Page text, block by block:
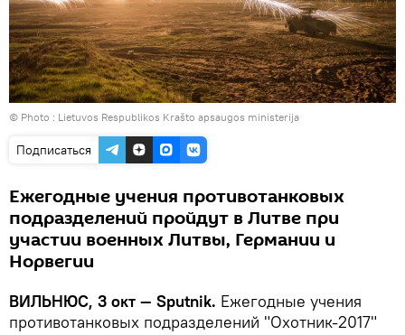
© Photo : Lietuvos Respublikos Krašto apsaugos ministerija
Подписаться
Ежегодные учения противотанковых
подразделений пройдут в Литве при
участии военных Литвы, Германии и
Норвегии
ВИЛЬНЮС, 3 окт — Sputnik. Ежегодные учения
противотанковых подразделений "Охотник-2017"